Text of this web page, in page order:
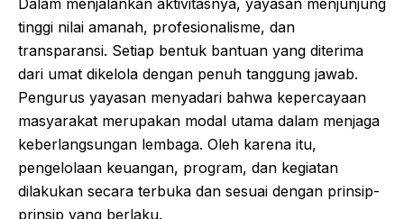
Dalam menjalankan aktivitasnya, yayasan menjunjung
tinggi nilai amanah, profesionalisme, dan
transparansi. Setiap bentuk bantuan yang diterima
dari umat dikelola dengan penuh tanggung jawab.
Pengurus yayasan menyadari bahwa kepercayaan
masyarakat merupakan modal utama dalam menjaga
keberlangsungan lembaga. Oleh karena itu,
pengelolaan keuangan, program, dan kegiatan
dilakukan secara terbuka dan sesuai dengan prinsip-
prinsip yang berlaku.